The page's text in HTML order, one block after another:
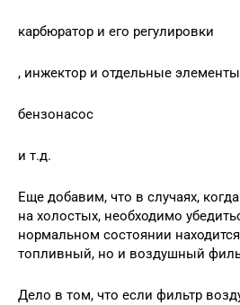
карбюратор и его регулировки
, инжектор и отдельные
бензонасос
и т.д.
Еще добавим, что в случаях, когда
на холостых, необходимо
нормальном состоянии
топливный, но и воздушный
Дело в том, что если фильтр